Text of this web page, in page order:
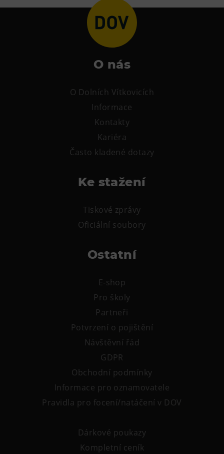
DOVýuky
O nás
O Dolních Vítkovicích
Informace
Kontakty
Kariéra
Často kladené dotazy
Ke stažení
Tiskové zprávy
Oficiální soubory
Ostatní
E-shop
Pro školy
Partneři
Potvrzení o pojištění
Návštěvní řád
GDPR
Obchodní podmínky
Informace pro oznamovatele
Pravidla pro focení/natáčení v DOV
Dárkové poukazy
Kompletní ceník